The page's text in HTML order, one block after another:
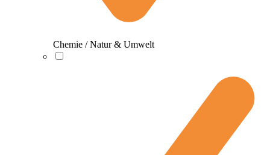
Chemie / Natur & Umwelt